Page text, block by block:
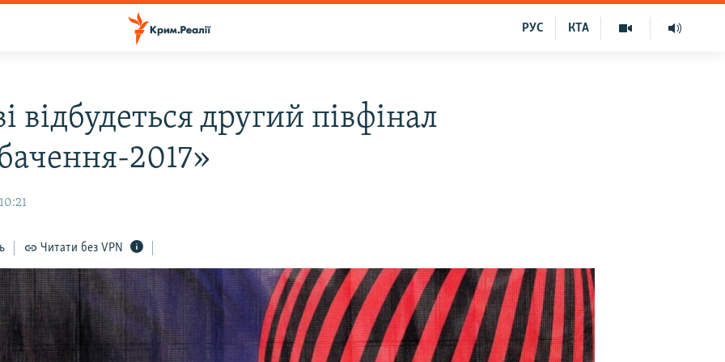
КТА
РУС
відбудеться другий півфінал
2017»
Читати без VPN